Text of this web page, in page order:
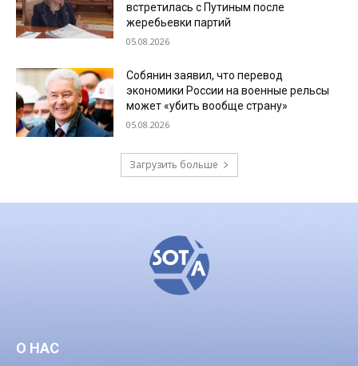
встретилась с Путиным после
жеребьевки партий
05.08.2026
Собянин заявил, что перевод
экономики России на военные рельсы
может «убить вообще страну»
05.08.2026
Загрузить больше
О НАС